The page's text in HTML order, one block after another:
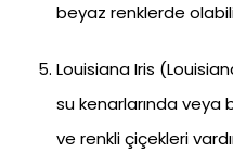
beyaz renklerde
Louisiana Iris
su kenarlarında veya
ve renkli çiçekleri